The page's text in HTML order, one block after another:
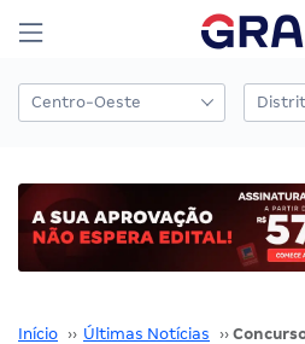
Início ›› Últimas Notícias ››